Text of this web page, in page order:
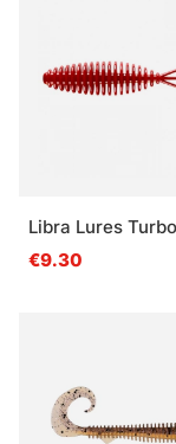
Libra Lures
€9.30